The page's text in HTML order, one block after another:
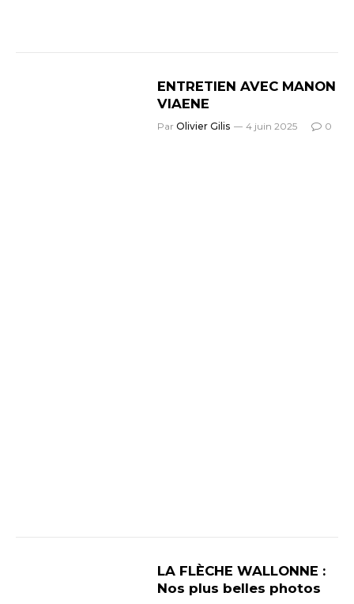
ENTRETIEN AVEC MANON
VIAENE
Par Olivier Gilis 4 juin 2025 0
LA FLÈCHE WALLONNE :
Nos plus belles photos